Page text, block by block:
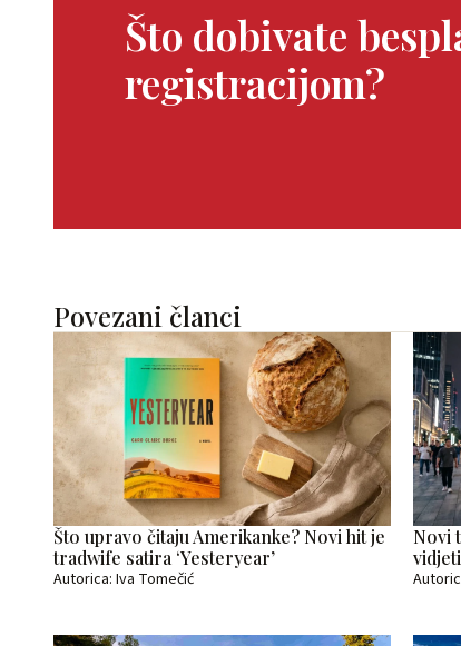
Što dobivate
registracijom?
Povezani članci
Što upravo čitaju Amerikanke? Novi hit je
tradwife satira ‘Yesteryear’
Autorica: Iva Tomečić
Novi